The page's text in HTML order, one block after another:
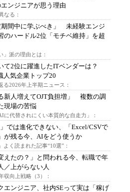
ンジニアが思う理由
なる：
期間中に学ぶべき」 未経験エンジ
のハードル2位「モチベ維持」を超
」派の理由とは：
て2位に躍進したITベンダーは？
人気企業トップ20
る2026年上半期ニュース：
新人増えてOJT負担増」 複数の調
現場の苦悩
に代替されにくい本質的な自走力」：
」では進化できない、「Excel/CSVで
が残る今、AIをどう使うか
よく読まれた記事“10選”：
えたの？」と問われる今、転職で年
／上がらない人
収向上戦略（3）：
エンジニア、社内SEって実は「稼げ